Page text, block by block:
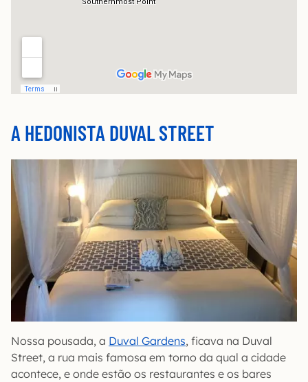
A HEDONISTA DUVAL STREET
Nossa pousada, a Duval Gardens, ficava na Duval
Street, a rua mais famosa em torno da qual a cidade
acontece, e onde estão os restaurantes e os bares